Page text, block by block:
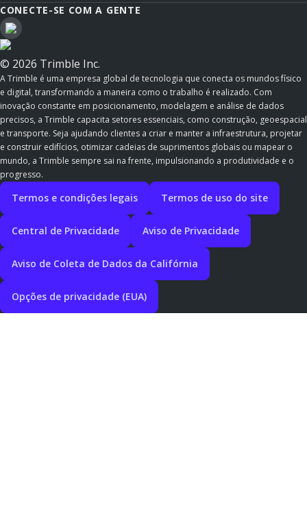
CONECTE-SE COM A GENTE
© 2026 Trimble Inc.
A Trimble é uma empresa global de tecnologia que conecta os mundos físico
e digital, transformando a maneira como o trabalho é realizado. Com
inovação constante em posicionamento, modelagem e análise de dados
precisos, a Trimble capacita setores essenciais, como construção, geoespacial
e transporte. Seja ajudando clientes a criar e manter a infraestrutura, projetar
e construir edifícios, otimizar cadeias de suprimentos globais ou mapear o
mundo, a Trimble sempre sai na frente, impulsionando a produtividade e o
progresso.
Termos e condições legais Termos de uso do site
Central de Privacidade Aviso de Privacidade
Aviso de Coleta de Dados da Califórnia
Opções de privacidade (EUA)